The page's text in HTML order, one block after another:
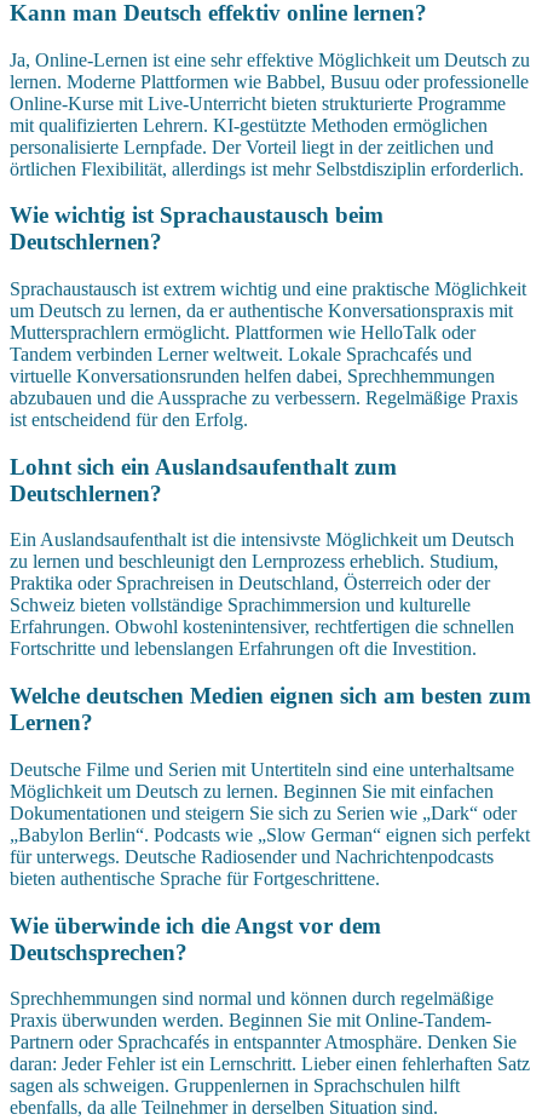
Kann man Deutsch effektiv online lernen?
Ja, Online-Lernen ist eine sehr effektive Möglichkeit um Deutsch zu
lernen. Moderne Plattformen wie Babbel, Busuu oder professionelle
Online-Kurse mit Live-Unterricht bieten strukturierte Programme
mit qualifizierten Lehrern. KI-gestützte Methoden ermöglichen
personalisierte Lernpfade. Der Vorteil liegt in der zeitlichen und
örtlichen Flexibilität, allerdings ist mehr Selbstdisziplin erforderlich.
Wie wichtig ist Sprachaustausch beim
Deutschlernen?
Sprachaustausch ist extrem wichtig und eine praktische Möglichkeit
um Deutsch zu lernen, da er authentische Konversationspraxis mit
Muttersprachlern ermöglicht. Plattformen wie HelloTalk oder
Tandem verbinden Lerner weltweit. Lokale Sprachcafés und
virtuelle Konversationsrunden helfen dabei, Sprechhemmungen
abzubauen und die Aussprache zu verbessern. Regelmäßige Praxis
ist entscheidend für den Erfolg.
Lohnt sich ein Auslandsaufenthalt zum
Deutschlernen?
Ein Auslandsaufenthalt ist die intensivste Möglichkeit um Deutsch
zu lernen und beschleunigt den Lernprozess erheblich. Studium,
Praktika oder Sprachreisen in Deutschland, Österreich oder der
Schweiz bieten vollständige Sprachimmersion und kulturelle
Erfahrungen. Obwohl kostenintensiver, rechtfertigen die schnellen
Fortschritte und lebenslangen Erfahrungen oft die Investition.
Welche deutschen Medien eignen sich am besten zum
Lernen?
Deutsche Filme und Serien mit Untertiteln sind eine unterhaltsame
Möglichkeit um Deutsch zu lernen. Beginnen Sie mit einfachen
Dokumentationen und steigern Sie sich zu Serien wie „Dark“ oder
„Babylon Berlin“. Podcasts wie „Slow German“ eignen sich perfekt
für unterwegs. Deutsche Radiosender und Nachrichtenpodcasts
bieten authentische Sprache für Fortgeschrittene.
Wie überwinde ich die Angst vor dem
Deutschsprechen?
Sprechhemmungen sind normal und können durch regelmäßige
Praxis überwunden werden. Beginnen Sie mit Online-Tandem-
Partnern oder Sprachcafés in entspannter Atmosphäre. Denken Sie
daran: Jeder Fehler ist ein Lernschritt. Lieber einen fehlerhaften Satz
sagen als schweigen. Gruppenlernen in Sprachschulen hilft
ebenfalls, da alle Teilnehmer in derselben Situation sind.